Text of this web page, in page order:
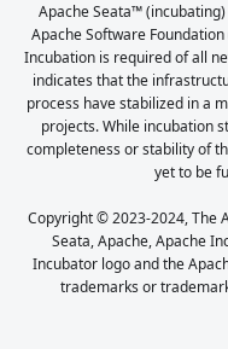
Apache Seata™
Apache Software
Incubation is required of all
indicates that the
process have stabilized in a
projects. While incubation
completeness or stability of
yet to be
Copyright © 2023-2024, The
Seata, Apache, Apache
Incubator logo and the
trademarks or